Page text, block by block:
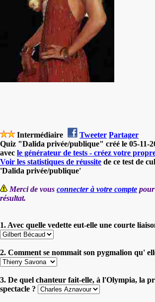
Intermédiaire Tweeter Partager
Quiz "Dalida privée/publique" créé le 05-11-
avec le générateur de tests - créez votre
Voir les statistiques de réussite de ce test de
'Dalida privée/publique'
Merci de vous connecter à votre compte
résultat.
1. Avec quelle vedette eut-elle une courte
2. Comment se nommait son pygmalion qu'
3. De quel chanteur fait-elle, à l'Olympia, la
spectacle ?